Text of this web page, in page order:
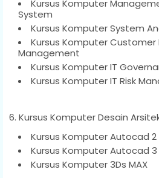
Kursus Komputer
System
Kursus Komputer System
Kursus Komputer Customer
Management
Kursus Komputer IT
Kursus Komputer IT Risk
6. Kursus Komputer Desain
Kursus Komputer Autocad
Kursus Komputer Autocad
Kursus Komputer 3Ds MAX